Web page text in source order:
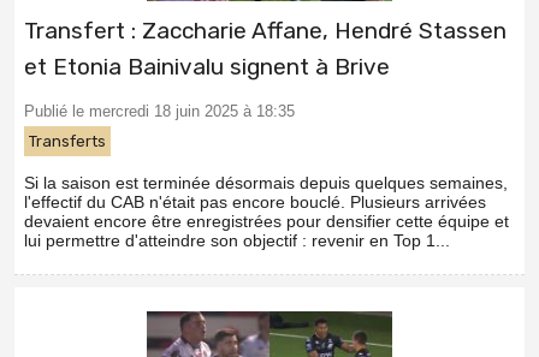
Transfert : Zaccharie Affane, Hendré Stassen
et Etonia Bainivalu signent à Brive
Publié le mercredi 18 juin 2025 à 18:35
Transferts
Si la saison est terminée désormais depuis quelques semaines,
l'effectif du CAB n'était pas encore bouclé. Plusieurs arrivées
devaient encore être enregistrées pour densifier cette équipe et
lui permettre d'atteindre son objectif : revenir en Top 1...